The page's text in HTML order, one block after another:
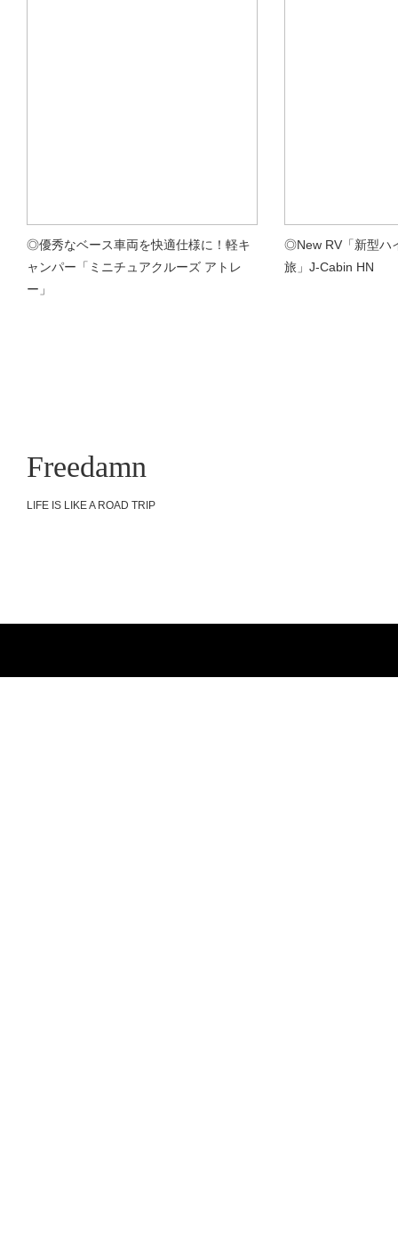
◎優秀なベース車両を快適仕様に！軽キ
ャンパー「ミニチュアクルーズ アトレ
ー」
◎New RV「新型ハ
旅」J-Cabin HN
Freedamn
LIFE IS LIKE A ROAD TRIP